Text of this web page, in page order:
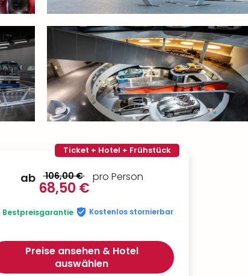
Ticket + Hotel + Frühstück
ab 106,00 €
68,50 €
pro Person
Bestpreisgarantie Kostenlos stornierbar
Preise ansehen & Hotel
auswählen